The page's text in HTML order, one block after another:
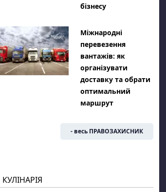
бізнесу
Міжнародні
перевезення
вантажів: як
організувати
доставку та обрати
оптимальний
маршрут
- весь ПРАВОЗАХИСНИК
КУЛІНАРІЯ